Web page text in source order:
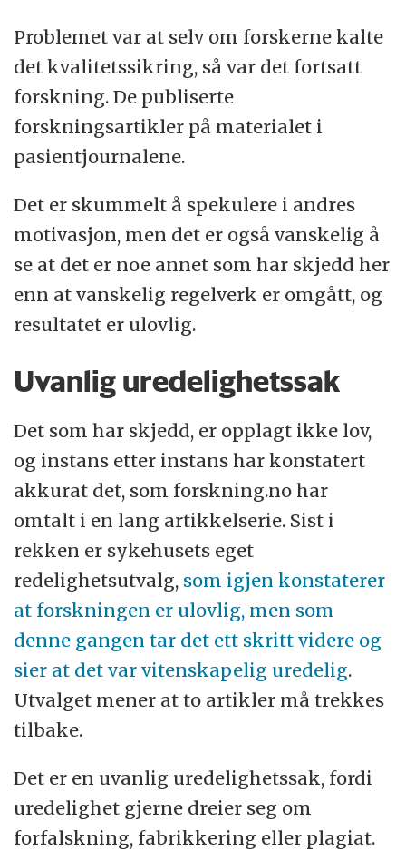
Problemet var at selv om forskerne kalte
det kvalitetssikring, så var det fortsatt
forskning. De publiserte
forskningsartikler på materialet i
pasientjournalene.
Det er skummelt å spekulere i andres
motivasjon, men det er også vanskelig å
se at det er noe annet som har skjedd her
enn at vanskelig regelverk er omgått, og
resultatet er ulovlig.
Uvanlig uredelighetssak
Det som har skjedd, er opplagt ikke lov,
og instans etter instans har konstatert
akkurat det, som forskning.no har
omtalt i en lang artikkelserie. Sist i
rekken er sykehusets eget
redelighetsutvalg, som igjen konstaterer
at forskningen er ulovlig, men som
denne gangen tar det ett skritt videre og
sier at det var vitenskapelig uredelig.
Utvalget mener at to artikler må trekkes
tilbake.
Det er en uvanlig uredelighetssak, fordi
uredelighet gjerne dreier seg om
forfalskning, fabrikkering eller plagiat.